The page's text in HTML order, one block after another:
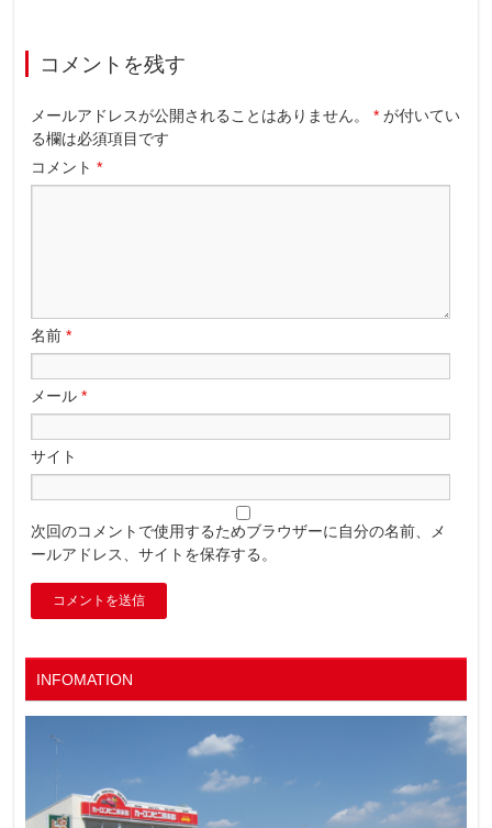
コメントを残す
メールアドレスが公開されることはありません。 * が付いてい
る欄は必須項目です
コメント*
名前*
メール*
サイト
次回のコメントで使用するためブラウザーに自分の名前、メ
ールアドレス、サイトを保存する。
INFOMATION